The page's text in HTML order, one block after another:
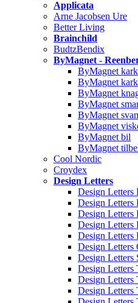
Applicata
Arne Jacobsen Ure
Better Living
Brainchild
BudtzBendix
ByMagnet -
ByMagnet
ByMagnet
ByMagnet
ByMagnet
ByMagnet
ByMagnet
ByMagnet bil
ByMagnet
Cool Nordic
Croydex
Design Letters
Design Letters
Design Letters
Design Letters
Design Letters
Design Letters
Design Letters
Design Letters
Design Letters
Design Letters
Design Letters